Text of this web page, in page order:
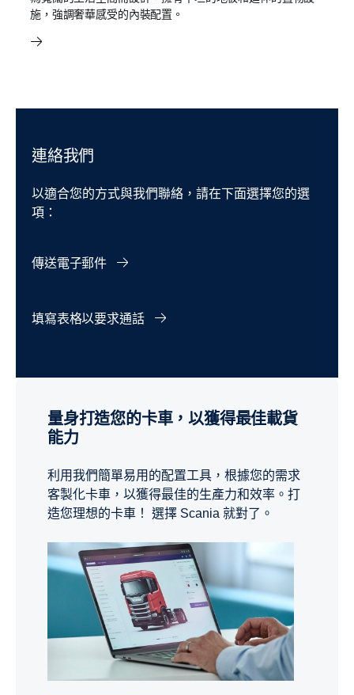
施，強調奢華感受的內裝配置。
連絡我們
以適合您的方式與我們聯絡，請在下面選擇您的選
項：
傳送電子郵件
填寫表格以要求通話
量身打造您的卡車，以獲得最佳載貨
能力
利用我們簡單易用的配置工具，根據您的需求
客製化卡車，以獲得最佳的生產力和效率。打
造您理想的卡車！ 選擇 Scania 就對了。